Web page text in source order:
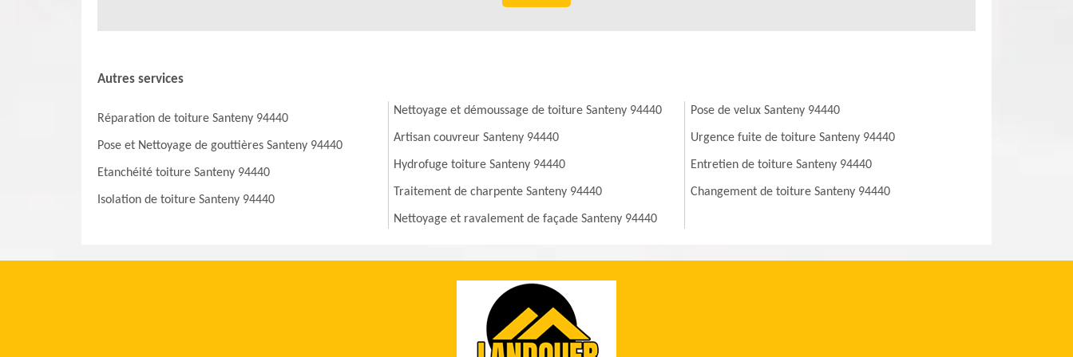
Autres services
Réparation de toiture Santeny 94440
Pose et Nettoyage de gouttières Santeny 94440
Etanchéité toiture Santeny 94440
Isolation de toiture Santeny 94440
Nettoyage et démoussage de toiture Santeny 94440
Artisan couvreur Santeny 94440
Hydrofuge toiture Santeny 94440
Traitement de charpente Santeny 94440
Nettoyage et ravalement de façade Santeny 94440
Pose de velux Santeny 94440
Urgence fuite de toiture Santeny 94440
Entretien de toiture Santeny 94440
Changement de toiture Santeny 94440